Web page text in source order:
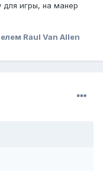
для игры, на манер
Raul Van Allen